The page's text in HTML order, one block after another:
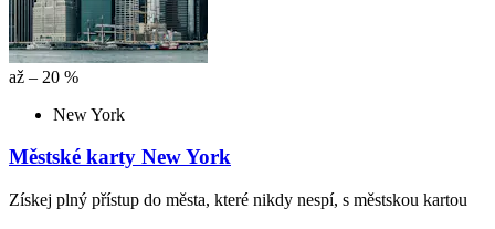
až – 20 %
New York
Městské karty New York
Získej plný přístup do města, které nikdy nespí, s městskou kartou